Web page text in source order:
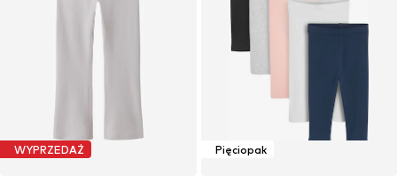
WYPRZEDAŻ Pięciopak